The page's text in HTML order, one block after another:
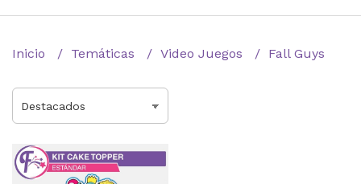
Inicio Temáticas Video Juegos Fall Guys